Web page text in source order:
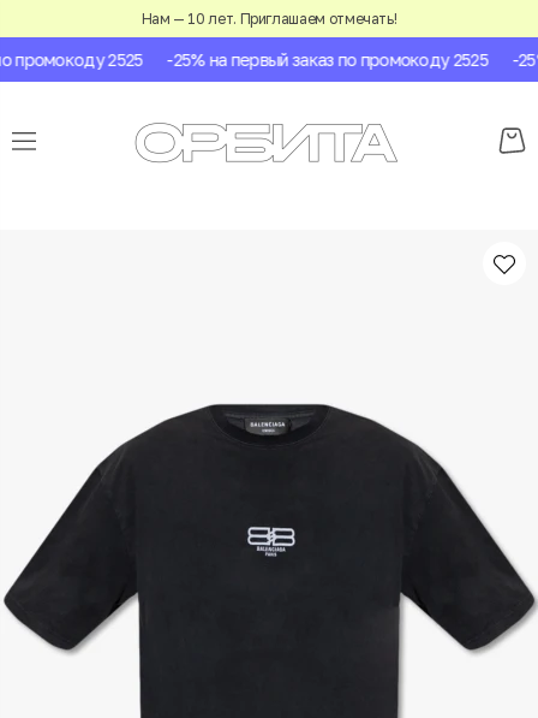
Нам — 10 лет. Приглашаем отмечать!
2525 -25% на первый заказ по промокоду 2525 -